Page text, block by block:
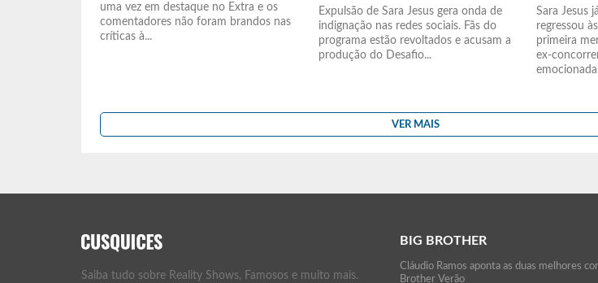
uma vez em destaque no Extra e os
comentadores não foram brandos nas
críticas à...
Expulsão de Sara Jesus gera onda de
indignação nas redes sociais. Fãs do
programa estão revoltados e acusam a
produção do Desafio...
Sara Jesus
regressou
primeira
ex-
VER MAIS
Saiba tudo sobre Reality Shows, Famosos e muito mais.
BIG BROTHER
Cláudio Ramos aponta as duas melhores
Brother Verão